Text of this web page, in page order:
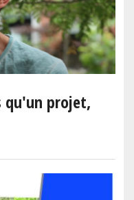
qu'un projet,